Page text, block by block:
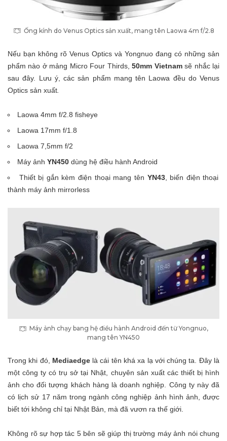
Ống kính do Venus Optics sản xuất, mang tên Laowa 4m f/2.8
Nếu bạn không rõ Venus Optics và Yongnuo đang có những sản
phẩm nào ở mảng Micro Four Thirds,50mm Vietnamsẽ nhắc lại
sau đây. Lưu ý, các sản phẩm mang tên Laowa đều do Venus
Optics sản xuất
Laowa 4mm f/2.8 fisheye
Laowa 17mm f/1.8
Laowa 7,5mm f/2
Máy ảnhYN450 dùng hệ điều hành Android
Thiết bị gắn kèm điện thoại mang tên YN43, biến điện thoại
thành máy ảnh mirrorless
Máy ảnh chạy bang hệ điều hành Android đến từ Yongnuo,
mang tên YN450
Trong khi đó, Mediaedgelà cái tên khá xa lạ với chúng ta. Đây là
một công ty có trụ sở tại Nhật, chuyên sản xuất các thiết bị hình
ảnh cho đối tượng khách hàng là doanh nghiệp. Công ty này đã
có lịch sử 17 năm trong ngành công nghiệp ảnh hình ảnh, được
biết tới không chỉ tại Nhật Bản, mà đã vươn ra thế giới.
Không rõ sự hợp tác 5 bên sẽ giúp thị trường máy ảnh nói chung